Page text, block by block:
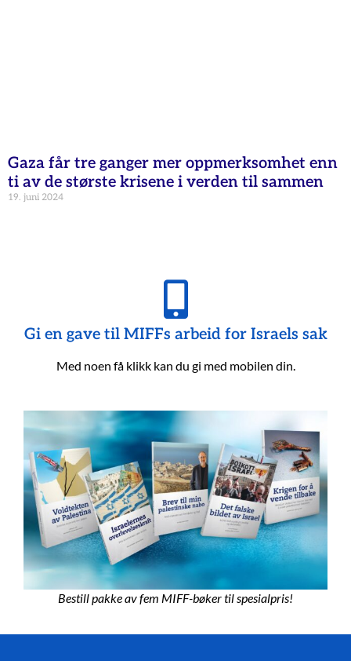
Gaza får tre ganger mer oppmerksomhet enn
ti av de største krisene i verden til sammen
19. juni 2024
Gi en gave til MIFFs arbeid for Israels sak
Med noen få klikk kan du gi med mobilen din.
Bestill pakke av fem MIFF-bøker til spesialpris!